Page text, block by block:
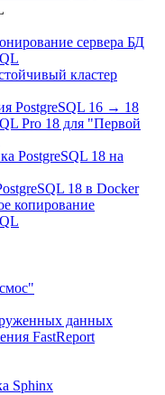
сервера БД
кластер
PostgreSQL 16 → 18
Pro 18 для "Первой
PostgreSQL 18 на
18 в Docker
копирование
данных
FastReport
Sphinx